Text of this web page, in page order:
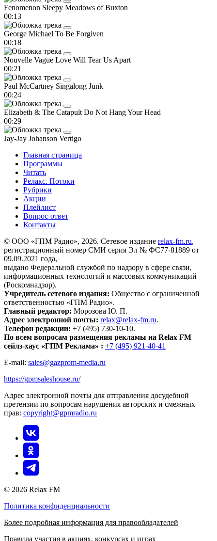
Fenomenon Sleepy Meadows of Buxton
00:13
George Michael To Be Forgiven
00:18
Nouvelle Vague Love Will Tear Us Apart
00:21
Paul McCartney Singalong Junk
00:24
Elizabeth & The Catapult Do Not Hang Your Head
00:29
Jay-Jay Johanson Vertigo
Главная страница
Программы
Читать
Релакс. Потоки
Рубрики
Акции
Плейлист
Вопрос-ответ
Контакты
© ООО «ГПМ Радио», 2026. Сетевое издание relax-fm.ru,
регистрационный номер СМИ серия Эл № ФС77-81889 от
09.09.2021 года,
выдано Федеральной службой по надзору в сфере связи,
информационных технологий и массовых коммуникаций
(Роскомнадзор).
Учредитель сетевого издания: Общество с ограниченной
ответственностью «ГПМ Радио».
Главный редактор: Морозова Ю. П.
Адрес электронной почты: relax@relax-fm.ru.
Телефон редакции: +7 (495) 730-10-10.
По всем вопросам размещения рекламы на Relax FM
сейлз-хаус «ГПМ Реклама» : +7 (495) 921-40-41
E-mail: sales@gazprom-media.ru
https://gpmsaleshouse.ru/
Адрес электронной почты для отправления досудебной
претензии по вопросам нарушения авторских и смежных
прав: copyright@gpmradio.ru
© 2026 Relax FM
Политика конфиденциальности
Более подробная информация для правообладателей
Правила участия в акциях, конкурсах и играх